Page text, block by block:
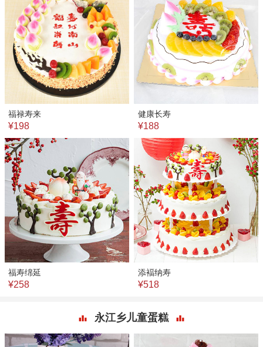
福禄寿来
¥198
健康长寿
¥188
福寿绵延
¥258
添褔纳寿
¥518
永江乡儿童蛋糕